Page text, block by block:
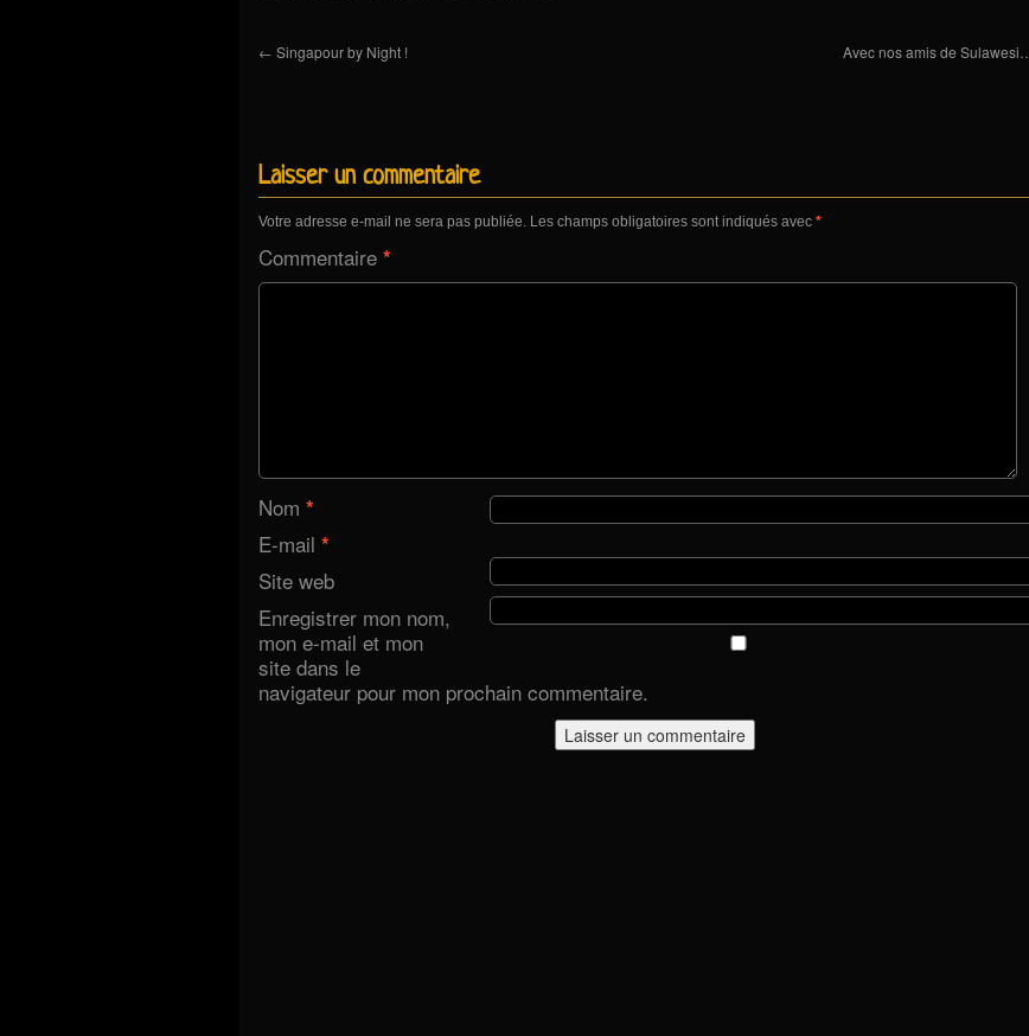
← Singapour by Night ! Avec nos amis de Sulawesi…
Laisser un commentaire
Votre adresse e-mail ne sera pas publiée. Les champs obligatoires sont indiqués avec *
Commentaire *
Nom *
E-mail *
Site web
Enregistrer mon nom,
mon e-mail et mon
site dans le
navigateur pour mon prochain commentaire.